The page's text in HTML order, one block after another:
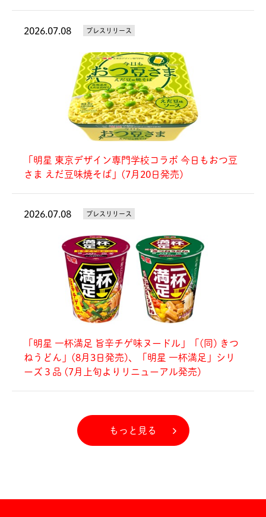
2026.07.08 プレスリリース
「明星 東京デザイン専門学校コラボ 今日もおつ豆
さま えだ豆味焼そば」(7月20日発売)
2026.07.08 プレスリリース
「明星 一杯満足 旨辛チゲ味ヌードル」「(同) きつ
ねうどん」(8月3日発売)、「明星 一杯満足」シリ
ーズ３品 (7月上旬よりリニューアル発売)
もっと見る